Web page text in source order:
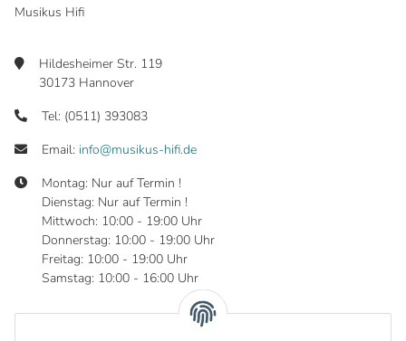
Musikus Hifi
Hildesheimer Str. 119
30173 Hannover
Tel: (0511) 393083
Email: info@musikus-hifi.de
Montag: Nur auf Termin !
Dienstag: Nur auf Termin !
Mittwoch: 10:00 - 19:00 Uhr
Donnerstag: 10:00 - 19:00 Uhr
Freitag: 10:00 - 19:00 Uhr
Samstag: 10:00 - 16:00 Uhr